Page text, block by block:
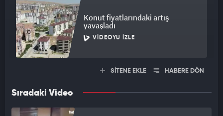
Konut fiyatlarındaki artış
yavaşladı
VIDEOYU İZLE
SİTENE EKLE HABERE DÖN
Sıradaki Video